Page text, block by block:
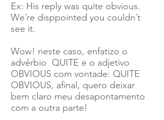
Ex: His reply was quite obvious.
We´re disppointed you couldn´t
see it.
Wow! neste caso, enfatizo o
advérbio QUITE e o adjetivo
OBVIOUS com vontade: QUITE
OBVIOUS, afinal, quero deixar
bem claro meu desapontamento
com a outra parte!